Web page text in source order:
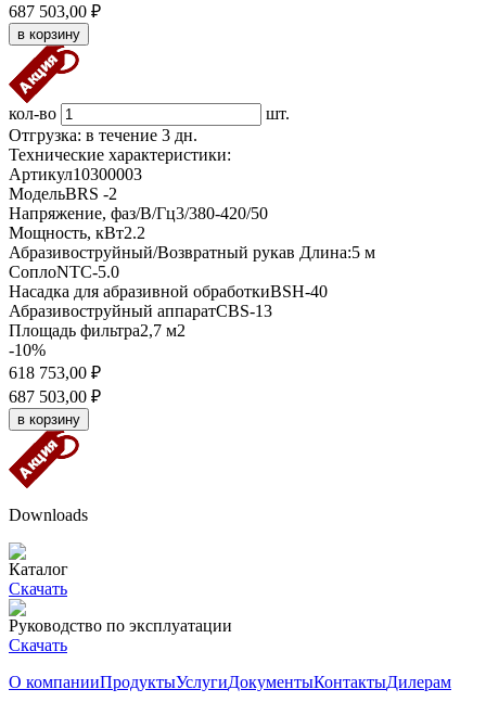
687 503,00 ₽
кол-во
шт.
Отгрузка: в течение 3 дн.
Технические характеристики:
Артикул10300003
МодельBRS -2
Напряжение, фаз/В/Гц3/380-420/50
Мощность, кВт2.2
Абразивоструйный/Возвратный рукав Длина:5 м
СоплоNTC-5.0
Насадка для абразивной обработкиBSH-40
Абразивоструйный аппаратCBS-13
Площадь фильтра2,7 м2
-10%
618 753,00 ₽
687 503,00 ₽
Downloads
Каталог
Скачать
Руководство по эксплуатации
Скачать
О компанииПродуктыУслугиДокументыКонтактыДилерам